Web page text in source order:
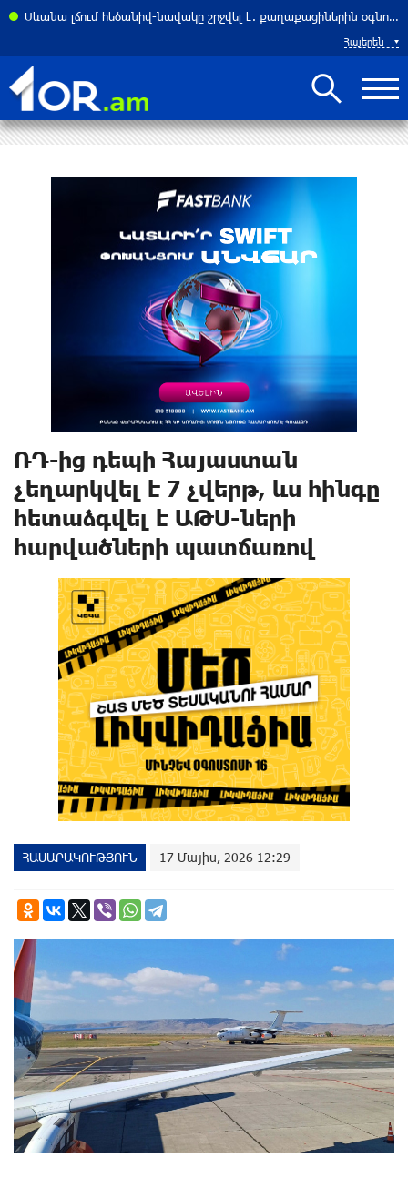
Սևանա լճում հեծանիվ-նավակը շրջվել է. քաղաքացիներին օգնության են հասել փրկարարները
Հայերեն
ՌԴ-ից դեպի Հայաստան
չեղարկվել է 7 չվերթ, ևս հինգը
հետաձգվել է ԱԹՍ-ների
hարվածների պատճառով
ՀԱՍԱՐԱԿՈՒԹՅՈՒՆ 17 Մայիս, 2026 12:29